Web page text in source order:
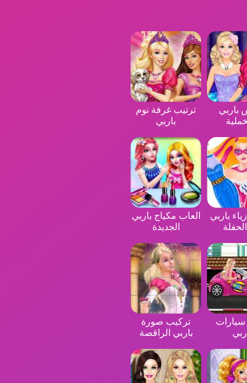
باربي
ترتيب غرفة نوم
باربي
باربي
العاب مكياج باربي
الجديدة
سيارات
تركيب صورة
باربي الراقصة